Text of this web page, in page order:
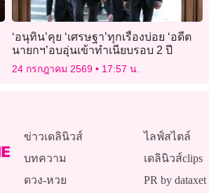
‘อนุทิน’คุย ‘เศรษฐา’ทุกเรื่องบ่อย ‘อดีต
นายกฯ’อบอุ่นเข้าทำเนียบรอบ 2 ปี
24 กรกฎาคม 2569 17:57 น.
ข่าวเดลินิวส์
บทความ
ดวง-หวย
ไลฟ์สไตล์
เดลินิวส์clips
PR by dataxet